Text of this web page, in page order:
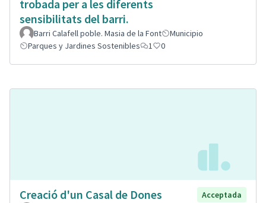
trobada per a les diferents
sensibilitats del barri.
Barri Calafell poble. Masia de la Font
Municipio
Parques y Jardines Sostenibles
1 0
Creació d'un Casal de Dones
Acceptada